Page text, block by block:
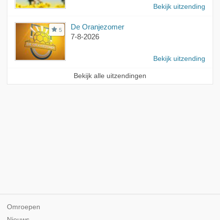
Bekijk uitzending
5
De Oranjezomer
7-8-2026
Bekijk uitzending
Bekijk alle uitzendingen
Omroepen